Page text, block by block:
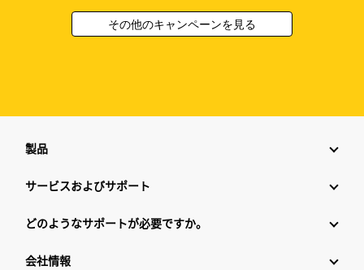
その他のキャンペーンを見る
製品
サービスおよびサポート
どのようなサポートが必要ですか。
会社情報